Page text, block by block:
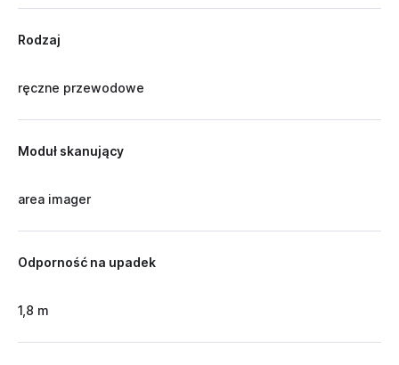
Rodzaj
ręczne przewodowe
Moduł skanujący
area imager
Odporność na upadek
1,8 m